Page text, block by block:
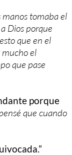
tomaba el
Dios porque
que en el
el
que pase
porque
que cuando